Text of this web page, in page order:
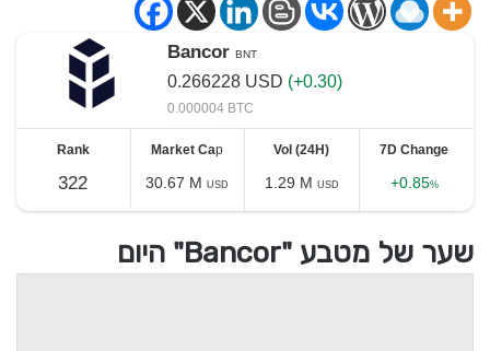
Bancor BNT
0.266228USD (+0.30)
0.000004 BTC
Rank
322
Market Cap
30.67 MUSD
Vol (24H)
1.29 M USD
7D Change
+0.85%
שער של מטבע "Bancor" היום